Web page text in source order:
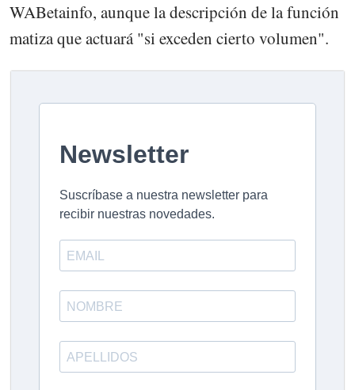
WABetainfo, aunque la descripción de la función
matiza que actuará "si exceden cierto volumen".